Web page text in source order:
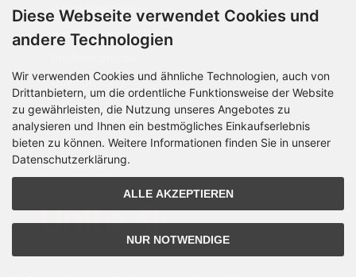
Geschäftskunden
Beschaffungsplattform
Über OCTO IT
Sitemap
PARTNER
Diese Webseite verwendet Cookies und
andere Technologien
Wir verwenden Cookies und ähnliche Technologien, auch von
Drittanbietern, um die ordentliche Funktionsweise der Website
zu gewährleisten, die Nutzung unseres Angebotes zu
analysieren und Ihnen ein bestmögliches Einkaufserlebnis
bieten zu können. Weitere Informationen finden Sie in unserer
Datenschutzerklärung.
ALLE AKZEPTIEREN
NUR NOTWENDIGE